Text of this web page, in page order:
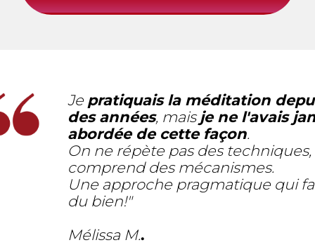
Je pratiquais la méditation
des années, maisje ne l'avais
abordée de cette façon.
On ne répète pas des
comprend des mécanismes.
Une approche pragmatique qui
du bien!"
Mélissa M..